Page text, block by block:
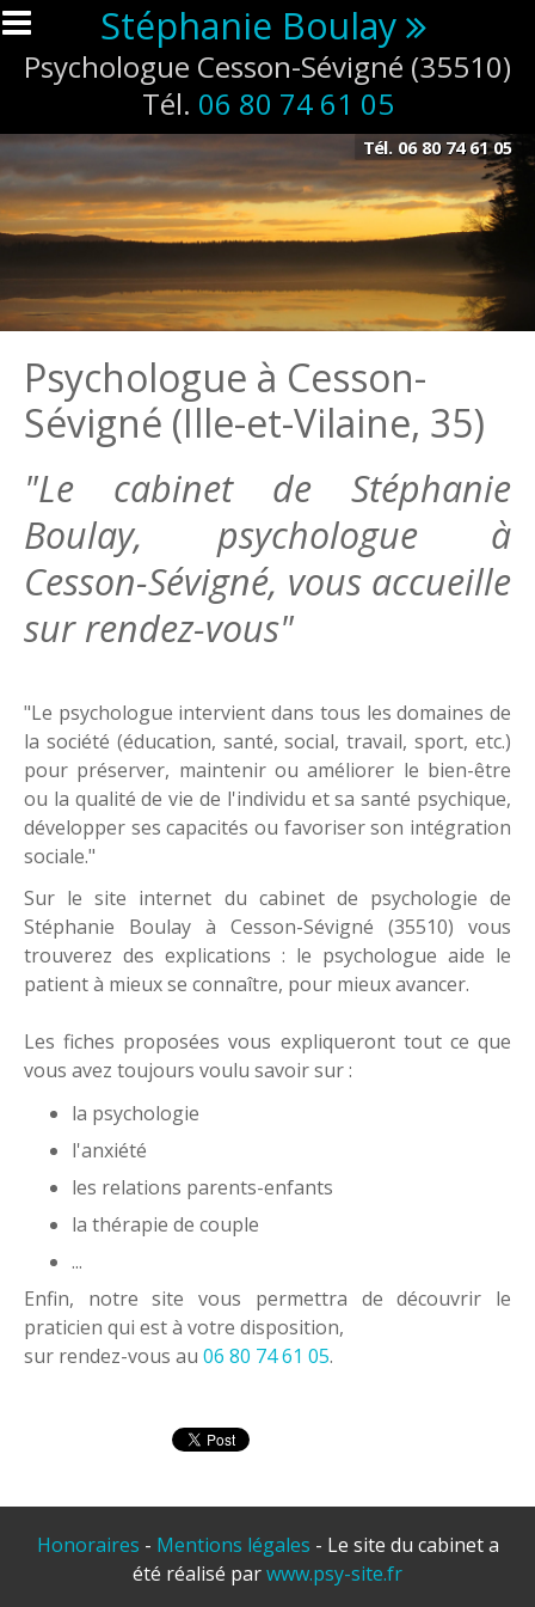
Aller au contenu principal
Stéphanie Boulay
Psychologue Cesson-Sévigné (35510)
Tél. 06 80 74 61 05
Tél. 06 80 74 61 05
Previous
Next
Psychologue à Cesson-
Sévigné (Ille-et-Vilaine, 35)
"Le cabinet de Stéphanie
Boulay, psychologue à
Cesson-Sévigné, vous accueille
sur rendez-vous"
"Le psychologue intervient dans tous les domaines de
la société (éducation, santé, social, travail, sport, etc.)
pour préserver, maintenir ou améliorer le bien-être
ou la qualité de vie de l'individu et sa santé psychique,
développer ses capacités ou favoriser son intégration
sociale."
Sur le site internet du cabinet de psychologie de
Stéphanie Boulay à Cesson-Sévigné (35510) vous
trouverez des explications : le psychologue aide le
patient à mieux se connaître, pour mieux avancer.
Les fiches proposées vous expliqueront tout ce que
vous avez toujours voulu savoir sur :
la psychologie
l'anxiété
les relations parents-enfants
la thérapie de couple
...
Enfin, notre site vous permettra de découvrir le
praticien qui est à votre disposition,
sur rendez-vous au 06 80 74 61 05.
Honoraires - Mentions légales - Le site du cabinet a
été réalisé parwww.psy-site.fr